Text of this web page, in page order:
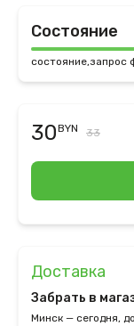
Состояние
состояние,запрос
30BYN 33
Доставка
Забрать в
Минск — сегодня,